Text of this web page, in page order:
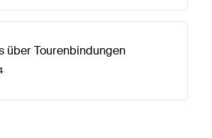
über Tourenbindungen